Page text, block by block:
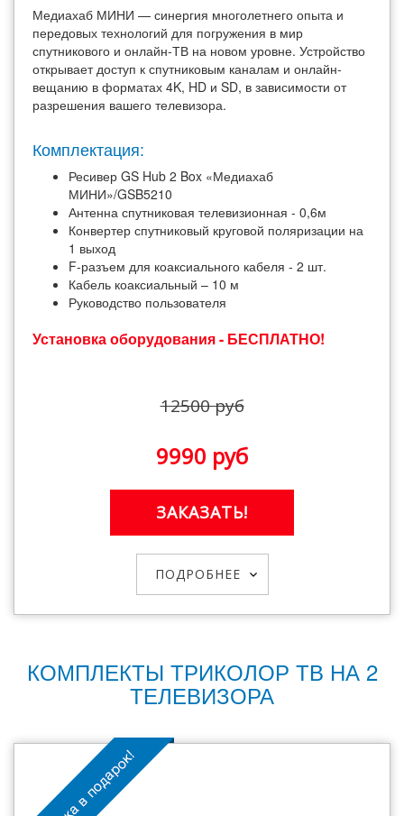
Медиахаб МИНИ — синергия многолетнего опыта и
передовых технологий для погружения в мир
спутникового и онлайн-ТВ на новом уровне. Устройство
открывает доступ к спутниковым каналам и онлайн-
вещанию в форматах 4K, HD и SD, в зависимости от
разрешения вашего телевизора.
Комплектация:
Ресивер GS Hub 2 Box «Медиахаб
МИНИ»/GSB5210
Антенна спутниковая телевизионная - 0,6м
Конвертер спутниковый круговой поляризации на
1 выход
F-разъем для коаксиального кабеля - 2 шт.
Кабель коаксиальный – 10 м
Руководство пользователя
Установка оборудования - БЕСПЛАТНО!
12500 руб
9990 руб
ЗАКАЗАТЬ!
ПОДРОБНЕЕ
КОМПЛЕКТЫ ТРИКОЛОР ТВ НА 2
ТЕЛЕВИЗОРА